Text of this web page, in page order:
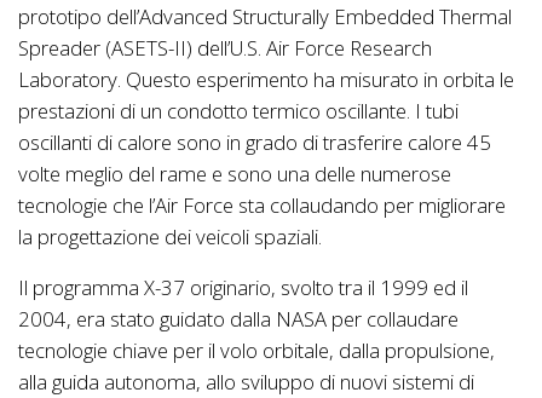
prototipo dell’Advanced Structurally Embedded Thermal
Spreader (ASETS-II) dell’U.S. Air Force Research
Laboratory. Questo esperimento ha misurato in orbita le
prestazioni di un condotto termico oscillante. I tubi
oscillanti di calore sono in grado di trasferire calore 45
volte meglio del rame e sono una delle numerose
tecnologie che l’Air Force sta collaudando per migliorare
la progettazione dei veicoli spaziali.
Il programma X-37 originario, svolto tra il 1999 ed il
2004, era stato guidato dalla NASA per collaudare
tecnologie chiave per il volo orbitale, dalla propulsione,
alla guida autonoma, allo sviluppo di nuovi sistemi di